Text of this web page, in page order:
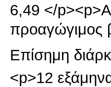
6,49 </
προαγώγιμος
Επίσημη
<p>12